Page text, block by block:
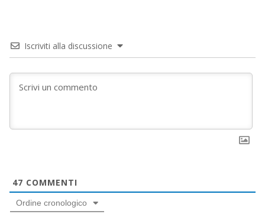
Iscriviti alla discussione
47 COMMENTI
Ordine cronologico